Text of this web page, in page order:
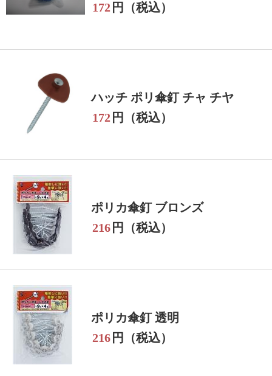
172 円（税込）
ハッチ ポリ傘釘 チャ チヤ
172 円（税込）
ポリカ傘釘 ブロンズ
216 円（税込）
ポリカ傘釘 透明
216 円（税込）